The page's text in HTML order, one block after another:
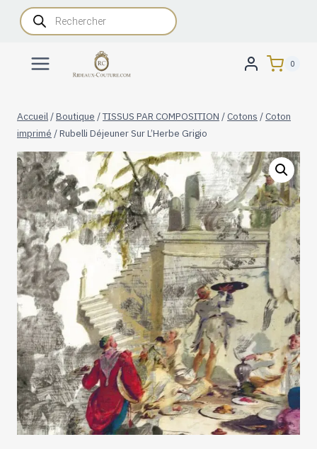
AllerRecherche
de
produits
0
Accueil /Boutique /TISSUS PAR COMPOSITION /Cotons /Coton
imprimé /Rubelli Déjeuner Sur L’Herbe Grigio